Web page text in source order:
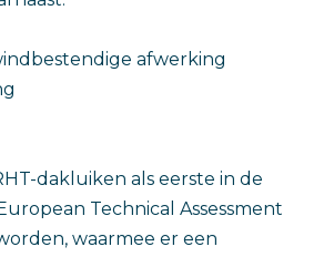
afwerking
dakluiken als eerste in de
Technical Assessment
waarmee er een